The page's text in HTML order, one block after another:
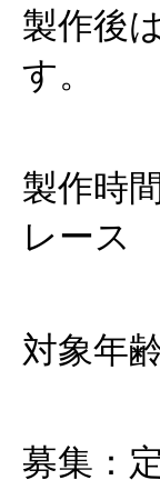
製作後
す。
製作時
レース
対象年
募集：